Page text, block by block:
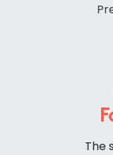
The